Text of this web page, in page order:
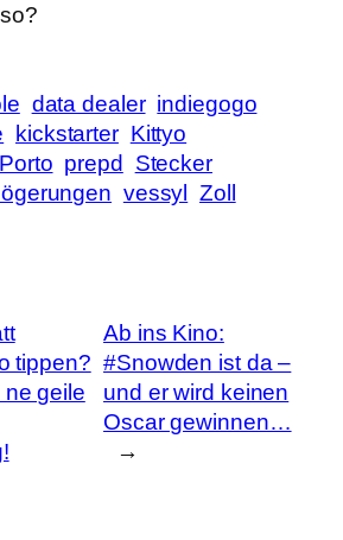
data dealer indiegogo
kickstarter Kittyo
Porto prepd Stecker
vessyl Zoll
tippen?
geile
Ab ins Kino:
#Snowden ist da –
und er wird keinen
Oscar gewinnen…
→